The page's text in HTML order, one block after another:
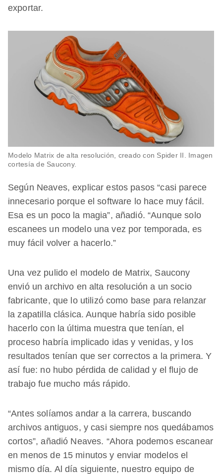
exportar.
Modelo Matrix de alta resolución, creado con Spider II. Imagen
cortesía de Saucony.
Según Neaves, explicar estos pasos “casi parece
innecesario porque el software lo hace muy fácil.
Esa es un poco la magia”, añadió. “Aunque solo
escanees un modelo una vez por temporada, es
muy fácil volver a hacerlo.”
Una vez pulido el modelo de Matrix, Saucony
envió un archivo en alta resolución a un socio
fabricante, que lo utilizó como base para relanzar
la zapatilla clásica. Aunque habría sido posible
hacerlo con la última muestra que tenían, el
proceso habría implicado idas y venidas, y los
resultados tenían que ser correctos a la primera. Y
así fue: no hubo pérdida de calidad y el flujo de
trabajo fue mucho más rápido.
“Antes solíamos andar a la carrera, buscando
archivos antiguos, y casi siempre nos quedábamos
cortos”, añadió Neaves. “Ahora podemos escanear
en menos de 15 minutos y enviar modelos el
mismo día. Al día siguiente, nuestro equipo de